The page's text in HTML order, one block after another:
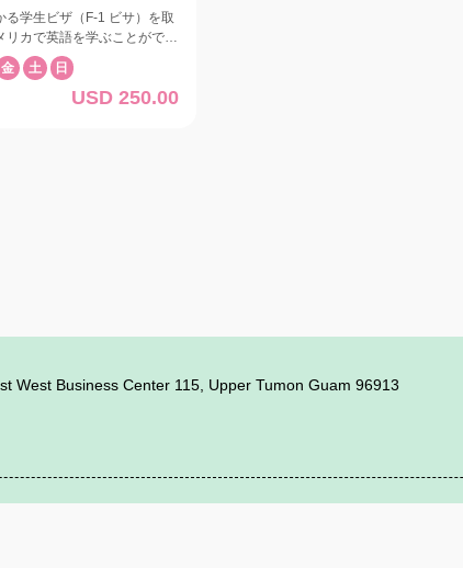
ーカスプロ
ー・ニコラス氏は30年近く
ーズ・サーカスで活躍し、
ンサート、フェスティバ
トのプロデューサーおよびプ
功を収めています。2005年
る学生ビザ（F-1 ビサ）を取
リカで英語を学ぶことができ
デ
ステイが不要な場合、滞在
は以上の場合は、その旨を
または、Eメール
たす授業コースであれば、学
ます。Barefoot Guamでは下
金 土 日
USD 250.00
West Business Center 115, Upper Tumon Guam 96913